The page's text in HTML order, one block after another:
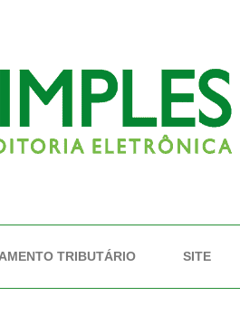
TRIBUTÁRIO SITE